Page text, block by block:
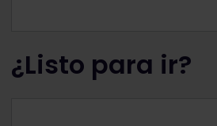
¿Listo para ir?